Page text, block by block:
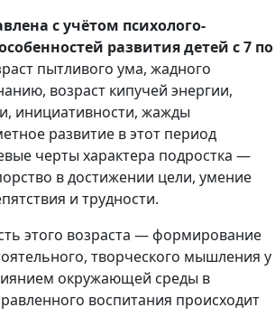
с учётом психолого-
развития детей с 7 по
пытливого ума, жадного
возраст кипучей энергии,
инициативности, жажды
развитие в этот период
черты характера подростка —
в достижении цели, умение
и трудности.
этого возраста — формирование
творческого мышления у
окружающей среды в
воспитания происходит